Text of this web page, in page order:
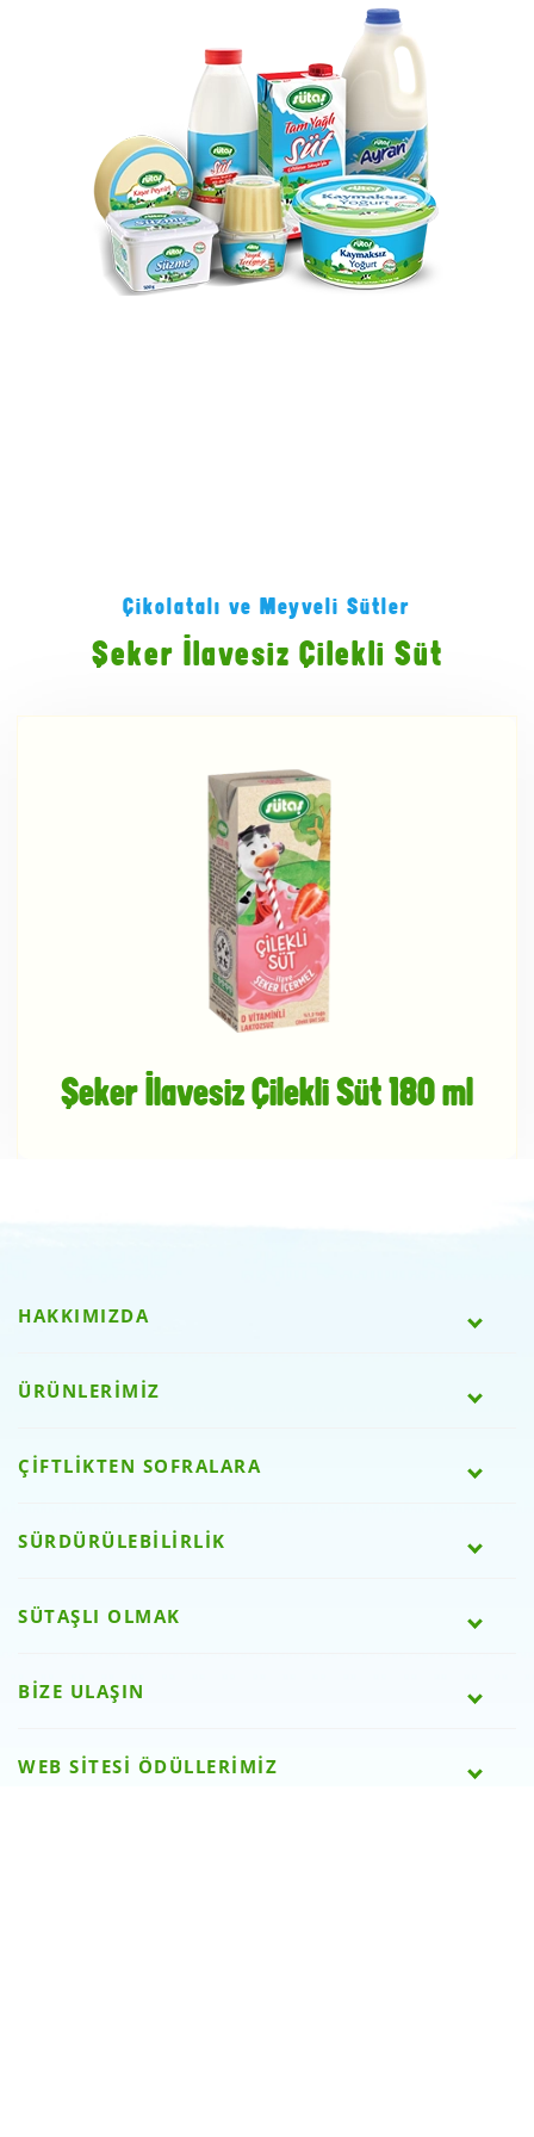
Çikolatalı ve Meyveli Sütler
Şeker İlavesiz Çilekli Süt
Şeker İlavesiz Çilekli Süt 180 ml
HAKKIMIZDA
ÜRÜNLERİMİZ
ÇİFTLİKTEN SOFRALARA
SÜRDÜRÜLEBİLİRLİK
SÜTAŞLI OLMAK
BİZE ULAŞIN
WEB SİTESİ ÖDÜLLERİMİZ